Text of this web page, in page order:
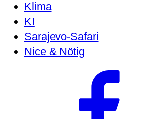
Klima
KI
Sarajevo-Safari
Nice & Nötig